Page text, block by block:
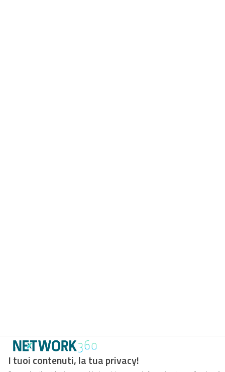
I tuoi contenuti, la tua privacy!